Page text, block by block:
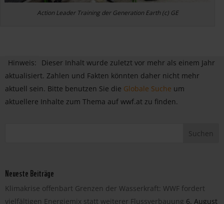
Action Leader Training der Generation Earth (c) GE
Hinweis:
Dieser Inhalt wurde zuletzt vor mehr als einem Jahr
aktualisiert. Zahlen und Fakten könnten daher nicht mehr
aktuell sein. Bitte benutzen Sie die Globale Suche um
aktuellere Inhalte zum Thema auf wwf.at zu finden.
Neueste Beiträge
Klimakrise offenbart Grenzen der Wasserkraft: WWF fordert
vielfältigen Energiemix statt weiterer Flussverbauung 6. August